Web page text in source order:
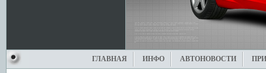
ГЛАВНАЯ ИНФО АВТОНОВОСТИ